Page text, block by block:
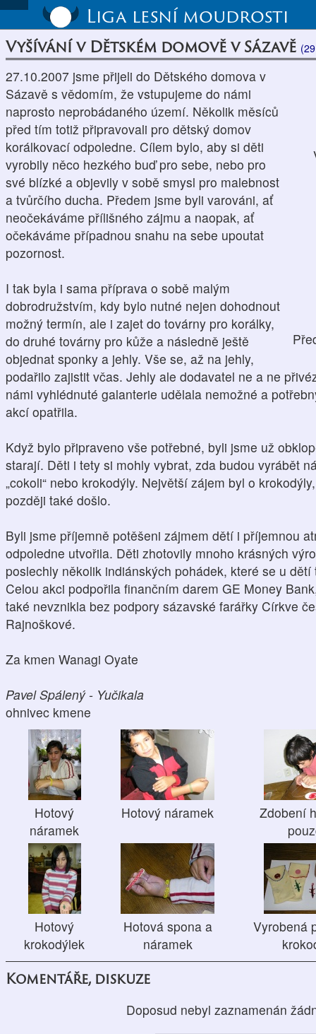
Liga lesní moudrosti
Vyšívání v Dětském domově v Sázavě
27.10.2007 jsme přijeli do Dětského domova v
Sázavě s vědomím, že vstupujeme do námi
naprosto neprobádaného území. Několik měsíců
před tím totiž připravovali pro dětský domov
korálkovací odpoledne. Cílem bylo, aby si děti
vyrobily něco hezkého buď pro sebe, nebo pro
své blízké a objevily v sobě smysl pro malebnost
a tvůrčího ducha. Předem jsme byli varováni, ať
neočekáváme přílišného zájmu a naopak, ať
očekáváme případnou snahu na sebe upoutat
pozornost.
I tak byla i sama příprava o sobě malým
dobrodružstvím, kdy bylo nutné nejen dohodnout
možný termín, ale i zajet do továrny pro korálky,
do druhé továrny pro kůže a následně ještě
objednat sponky a jehly. Vše se, až na jehly,
podařilo zajistit včas. Jehly ale dodavatel ne a ne
námi vyhlédnuté galanterie udělala nemožné a
akcí opatřila.
Když bylo připraveno vše potřebné, byli jsme už
starají. Děti i tety si mohly vybrat, zda budou vyrábět
„cokoli“ nebo krokodýly. Největší zájem byl o
později také došlo.
Byli jsme příjemně potěšeni zájmem dětí i příjemnou
odpoledne utvořila. Děti zhotovily mnoho krásných
poslechly několik indiánských pohádek, které se u
Celou akci podpořila finančním darem GE Money
také nevznikla bez podpory sázavské farářky Církve
Rajnoškové.
Za kmen Wanagi Oyate
Pavel Spálený - Yučikala
ohnivec kmene
Hotový
náramek
Hotový náramek
Zdobení
Hotový
krokodýlek
Hotová spona a
náramek
Vyrobená
Komentáře, diskuze
Doposud nebyl zaznamenán